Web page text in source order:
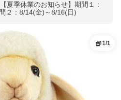
季休業のお知らせ】期間１：
２：8/14(金)～8/16(日)
1/1